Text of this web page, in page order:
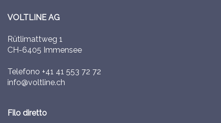
VOLTLINE AG
Rütlimattweg 1
CH-6405 Immensee
Telefono +41 41 553 72 72
info@voltline.ch
Filo diretto